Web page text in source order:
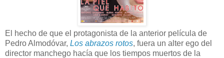
El hecho de que el protagonista de la anterior película de
Pedro Almodóvar, Los abrazos rotos, fuera un alter ego del
director manchego hacía que los tiempos muertos de la